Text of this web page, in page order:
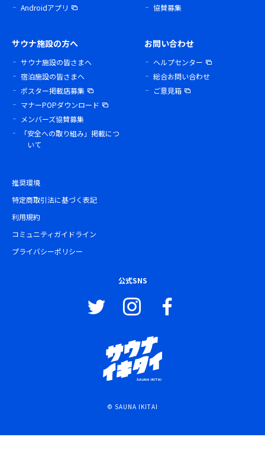
Androidアプリ
協賛募集
サウナ施設の方へ
サウナ施設の皆さまへ
宿泊施設の皆さまへ
ポスター掲載店募集
マナーPOPダウンロード
メンバーズ協賛募集
「安全への取り組み」掲載につ
いて
お問い合わせ
ヘルプセンター
総合お問い合わせ
ご意見箱
推奨環境
特定商取引法に基づく表記
利用規約
コミュニティガイドライン
プライバシーポリシー
公式SNS
© SAUNA IKITAI